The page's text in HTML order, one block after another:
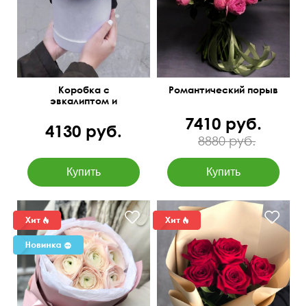
Коробка с
эвкалиптом и
4130 руб.
50 см
40 см
Романтический порыв
7410 руб.
8880 руб.
50 см 15 см